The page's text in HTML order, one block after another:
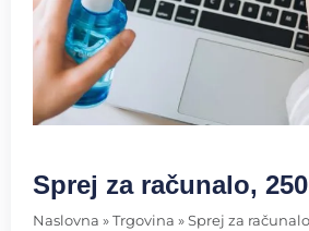
Sprej za računalo,
Naslovna » Trgovina » Sprej za